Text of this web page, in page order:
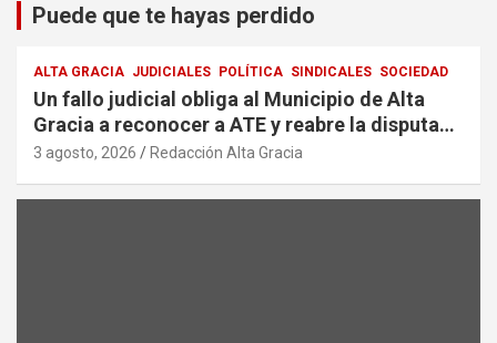
Puede que te hayas perdido
ALTA GRACIA JUDICIALES POLÍTICA SINDICALES SOCIEDAD
Un fallo judicial obliga al Municipio de Alta
Gracia a reconocer a ATE y reabre la disputa
por la representación sindical
3 agosto, 2026 Redacción Alta Gracia